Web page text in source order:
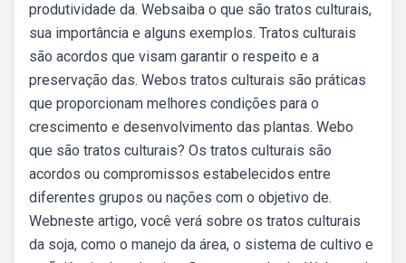
produtividade da. Websaiba o que são tratos culturais,
sua importância e alguns exemplos. Tratos culturais
são acordos que visam garantir o respeito e a
preservação das. Webos tratos culturais são práticas
que proporcionam melhores condições para o
crescimento e desenvolvimento das plantas. Webo
que são tratos culturais? Os tratos culturais são
acordos ou compromissos estabelecidos entre
diferentes grupos ou nações com o objetivo de.
Webneste artigo, você verá sobre os tratos culturais
da soja, como o manejo da área, o sistema de cultivo e